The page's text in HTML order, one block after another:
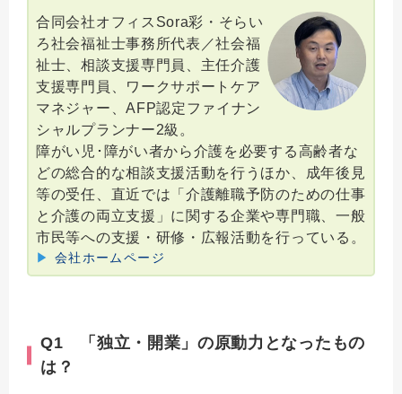
合同会社オフィスSora彩・そらい
ろ社会福祉士事務所代表／社会福
祉士、相談支援専門員、主任介護
支援専門員、ワークサポートケア
マネジャー、AFP認定ファイナン
シャルプランナー2級。
障がい児･障がい者から介護を必要する高齢者な
どの総合的な相談支援活動を行うほか、成年後見
等の受任、直近では「介護離職予防のための仕事
と介護の両立支援」に関する企業や専門職、一般
市民等への支援・研修・広報活動を行っている。
▶ 会社ホームページ
Q1 「独立・開業」の原動力となったもの
は？